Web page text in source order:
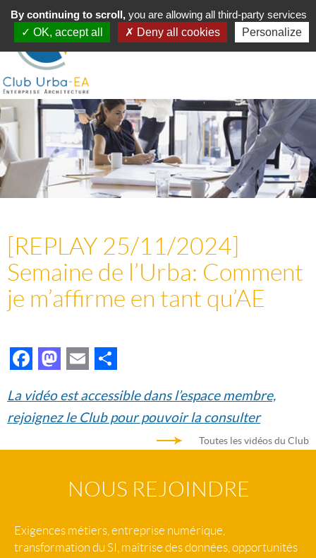
Toggle
navigation
MENU
[REPLAY 25/11/2024]
Semaine de l’Urba: Comment
je m’affirme en tant qu’AE
Facebook
Mastodon
Email
La vidéo est accessible dans l’espace membre,
rejoignez le Club pour pouvoir la consulter
Toutes les vidéos du Club
NOUS REJOINDRE
Exigences métiers, entreprise numérique,
transformation du SI, maîtrise des données, opportunités
By continuing to scroll, you are allowing all third-party services
OK, accept all
Deny all cookies Personalize